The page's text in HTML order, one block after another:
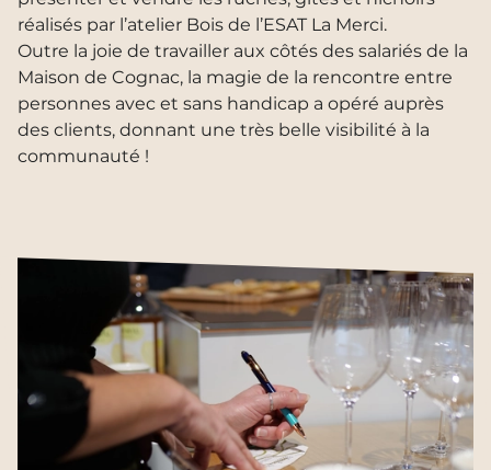
réalisés par l’atelier Bois de l’ESAT La Merci.
Outre la joie de travailler aux côtés des salariés de la
Maison de Cognac, la magie de la rencontre entre
personnes avec et sans handicap a opéré auprès
des clients, donnant une très belle visibilité à la
communauté !